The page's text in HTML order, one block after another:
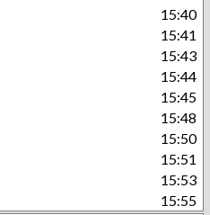
15:40
15:41
15:43
15:44
15:45
15:48
15:50
15:51
15:53
15:55